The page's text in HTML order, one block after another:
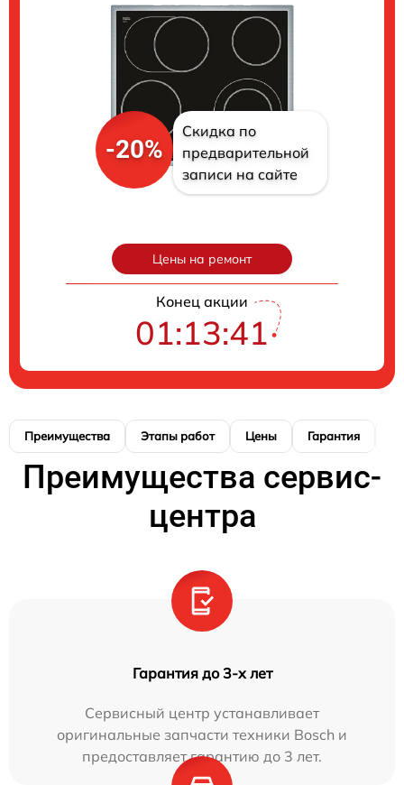
-20%
Скидка по
предварительной
записи на сайте
Цены на ремонт
Конец акции
01:13:40
Преимущества Этапы работ Цены Гарантия
Преимущества сервис-
центра
Гарантия до 3-х лет
Сервисный центр устанавливает
оригинальные запчасти техники Bosch и
предоставляет гарантию до 3 лет.